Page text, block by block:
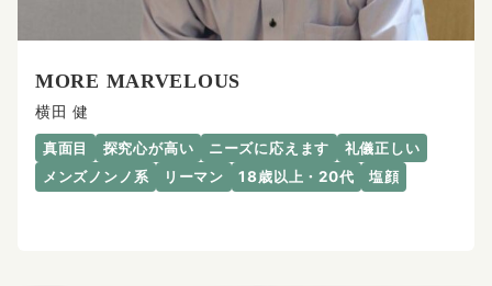
MORE MARVELOUS
横田 健
真面目 探究心が高い ニーズに応えます
礼儀正しい
メンズノンノ系
リーマン 18歳以上・20代 塩顔